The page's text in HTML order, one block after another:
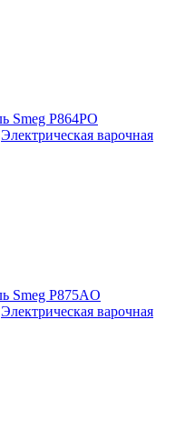
Электрическая варочная
Электрическая варочная